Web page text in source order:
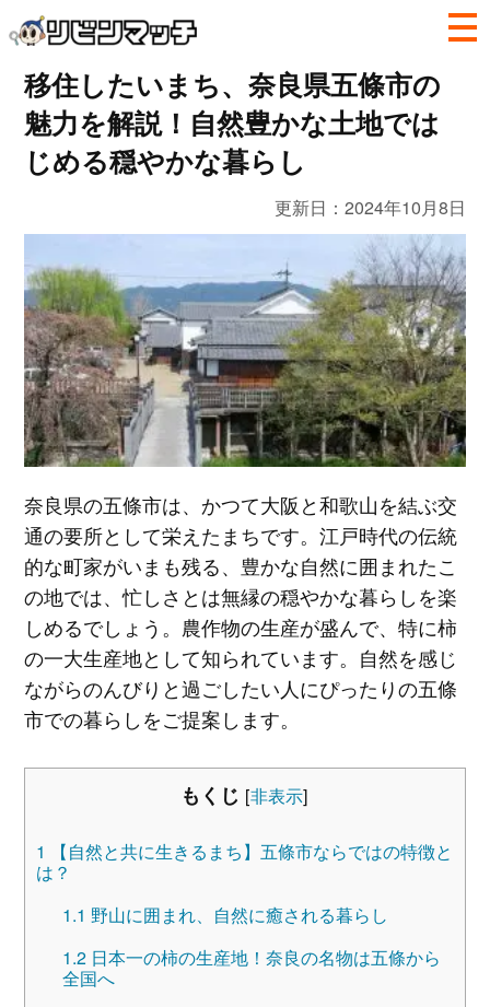
移住したいまち、奈良県五條市の
魅力を解説！自然豊かな土地では
じめる穏やかな暮らし
更新日：2024年10月8日
奈良県の五條市は、かつて大阪と和歌山を結ぶ交
通の要所として栄えたまちです。江戸時代の伝統
的な町家がいまも残る、豊かな自然に囲まれたこ
の地では、忙しさとは無縁の穏やかな暮らしを楽
しめるでしょう。農作物の生産が盛んで、特に柿
の一大生産地として知られています。自然を感じ
ながらのんびりと過ごしたい人にぴったりの五條
市での暮らしをご提案します。
もくじ [非表示]
1
【自然と共に生きるまち】五條市ならではの特徴と
は？
1.1 野山に囲まれ、自然に癒される暮らし
1.2日本一の柿の生産地！奈良の名物は五條から
全国へ